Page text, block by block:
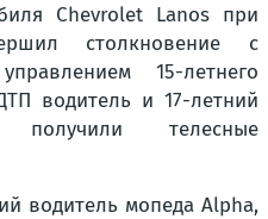
Chevrolet Lanos при
столкновение с
15-летнего
водитель и 17-летний
получили телесные
водитель мопеда Alpha,